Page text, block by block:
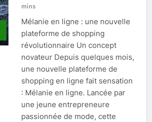
mins
Mélanie en ligne : une nouvelle
plateforme de shopping
révolutionnaire Un concept
novateur Depuis quelques mois,
une nouvelle plateforme de
shopping en ligne fait sensation
: Mélanie en ligne. Lancée par
une jeune entrepreneure
passionnée de mode, cette